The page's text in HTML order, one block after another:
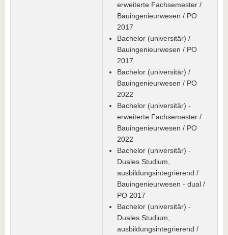
erweiterte Fachsemester /
Bauingenieurwesen / PO
2017
Bachelor (universitär) /
Bauingenieurwesen / PO
2017
Bachelor (universitär) /
Bauingenieurwesen / PO
2022
Bachelor (universitär) -
erweiterte Fachsemester /
Bauingenieurwesen / PO
2022
Bachelor (universitär) -
Duales Studium,
ausbildungsintegrierend /
Bauingenieurwesen - dual /
PO 2017
Bachelor (universitär) -
Duales Studium,
ausbildungsintegrierend /